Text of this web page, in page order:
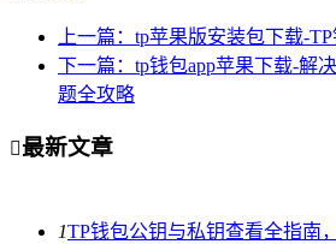
上一篇：tp苹果版安装包下载-
下一篇：tp钱包app苹果下载-解
题全攻略
最新文章
1TP钱包公钥与私钥查看全指南